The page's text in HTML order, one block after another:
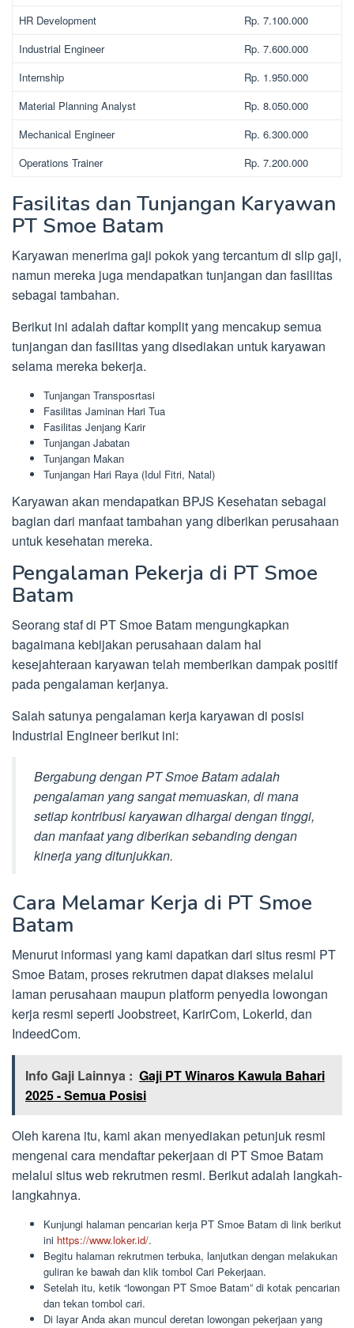
HR Development
Rp. 7.100.000
Industrial Engineer
Rp. 7.600.000
Internship
Rp. 1.950.000
Material Planning Analyst
Rp. 8.050.000
Mechanical Engineer
Rp. 6.300.000
Operations Trainer
Rp. 7.200.000
Fasilitas dan Tunjangan Karyawan
PT Smoe Batam
Karyawan menerima gaji pokok yang tercantum di slip gaji,
namun mereka juga mendapatkan tunjangan dan fasilitas
sebagai tambahan.
Berikut ini adalah daftar komplit yang mencakup semua
tunjangan dan fasilitas yang disediakan untuk karyawan
selama mereka bekerja.
Tunjangan Transposrtasi
Fasilitas Jaminan Hari Tua
Fasilitas Jenjang Karir
Tunjangan Jabatan
Tunjangan Makan
Tunjangan Hari Raya (Idul Fitri, Natal)
Karyawan akan mendapatkan BPJS Kesehatan sebagai
bagian dari manfaat tambahan yang diberikan perusahaan
untuk kesehatan mereka.
Pengalaman Pekerja di PT Smoe
Batam
Seorang staf di PT Smoe Batam mengungkapkan
bagaimana kebijakan perusahaan dalam hal
kesejahteraan karyawan telah memberikan dampak positif
pada pengalaman kerjanya.
Salah satunya pengalaman kerja karyawan di posisi
Industrial Engineer berikut ini:
Bergabung dengan PT Smoe Batam adalah
pengalaman yang sangat memuaskan, di mana
setiap kontribusi karyawan dihargai dengan tinggi,
dan manfaat yang diberikan sebanding dengan
kinerja yang ditunjukkan.
Cara Melamar Kerja di PT Smoe
Batam
Menurut informasi yang kami dapatkan dari situs resmi PT
Smoe Batam, proses rekrutmen dapat diakses melalui
laman perusahaan maupun platform penyedia lowongan
kerja resmi seperti Joobstreet, KarirCom, LokerId, dan
IndeedCom.
Info Gaji Lainnya : Gaji PT Winaros Kawula Bahari
2025 - Semua Posisi
Oleh karena itu, kami akan menyediakan petunjuk resmi
mengenai cara mendaftar pekerjaan di PT Smoe Batam
melalui situs web rekrutmen resmi. Berikut adalah langkah-
langkahnya.
Kunjungi halaman pencarian kerja PT Smoe Batam di link berikut
ini https://www.loker.id/.
Begitu halaman rekrutmen terbuka, lanjutkan dengan melakukan
guliran ke bawah dan klik tombol Cari Pekerjaan.
Setelah itu, ketik “lowongan PT Smoe Batam” di kotak pencarian
dan tekan tombol cari.
Di layar Anda akan muncul deretan lowongan pekerjaan yang